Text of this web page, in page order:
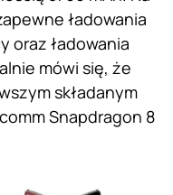
ładowania
oraz ładowania
mówi się, że
składanym
Snapdragon 8